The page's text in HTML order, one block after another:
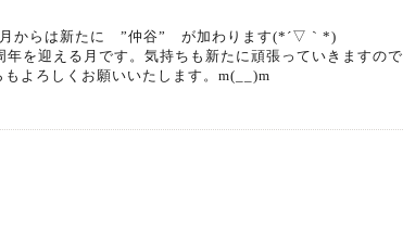
月からは新たに ”仲谷” が加わります(*´▽｀*)
年を迎える月です。気持ちも新たに頑張っていきますので
もよろしくお願いいたします。m(__)m